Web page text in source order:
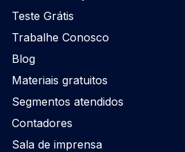
Teste Grátis
Trabalhe Conosco
Blog
Materiais gratuitos
Segmentos atendidos
Contadores
Sala de imprensa